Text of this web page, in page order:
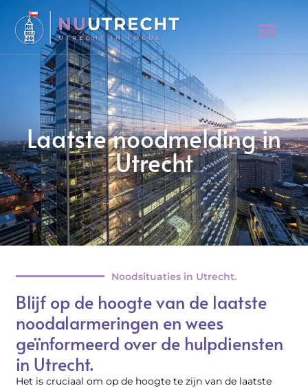
Laatste noodmelding in
Utrecht
Noodsituaties in Utrecht.
Blijf op de hoogte van de laatste
noodalarmeringen en wees
geïnformeerd over de hulpdiensten
in Utrecht.
Het is cruciaal om op de hoogte te zijn van de laatste